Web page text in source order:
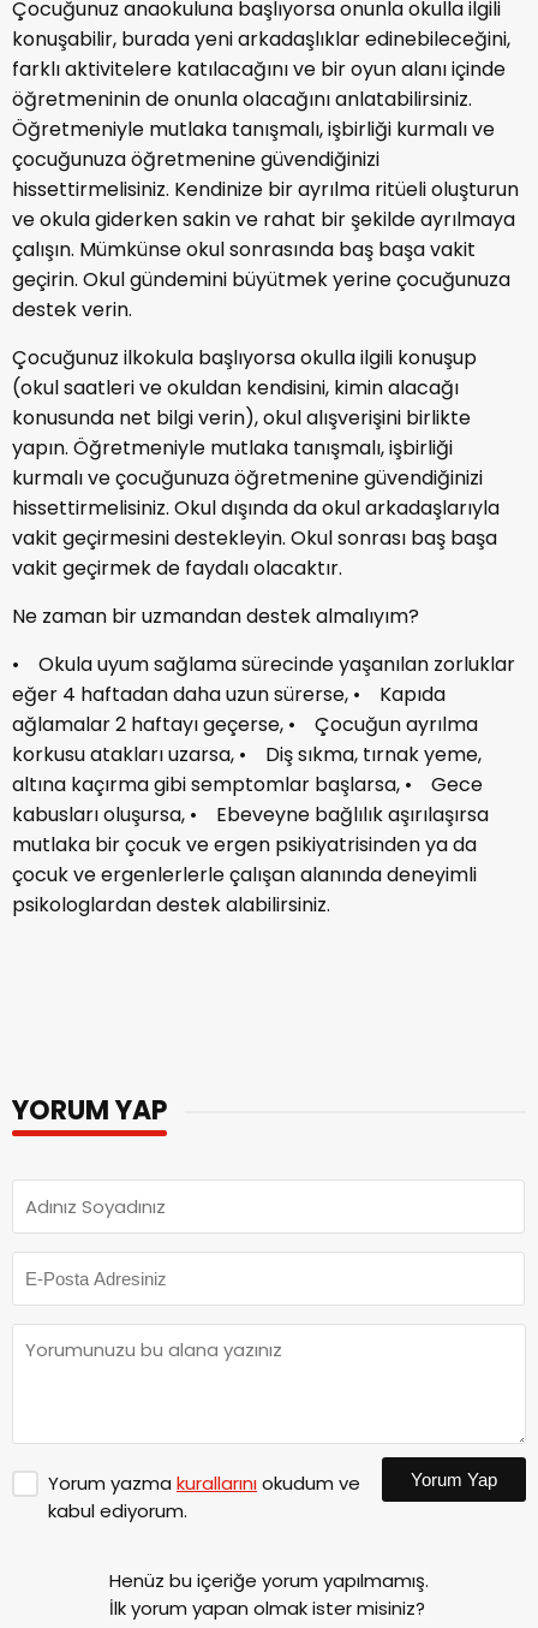
Çocuğunuz anaokuluna başlıyorsa onunla okulla ilgili
konuşabilir, burada yeni arkadaşlıklar edinebileceğini,
farklı aktivitelere katılacağını ve bir oyun alanı içinde
öğretmeninin de onunla olacağını anlatabilirsiniz.
Öğretmeniyle mutlaka tanışmalı, işbirliği kurmalı ve
çocuğunuza öğretmenine güvendiğinizi
hissettirmelisiniz. Kendinize bir ayrılma ritüeli oluşturun
ve okula giderken sakin ve rahat bir şekilde ayrılmaya
çalışın. Mümkünse okul sonrasında baş başa vakit
geçirin. Okul gündemini büyütmek yerine çocuğunuza
destek verin.
Çocuğunuz ilkokula başlıyorsa okulla ilgili konuşup
(okul saatleri ve okuldan kendisini, kimin alacağı
konusunda net bilgi verin), okul alışverişini birlikte
yapın. Öğretmeniyle mutlaka tanışmalı, işbirliği
kurmalı ve çocuğunuza öğretmenine güvendiğinizi
hissettirmelisiniz. Okul dışında da okul arkadaşlarıyla
vakit geçirmesini destekleyin. Okul sonrası baş başa
vakit geçirmek de faydalı olacaktır.
Ne zaman bir uzmandan destek almalıyım?
• Okula uyum sağlama sürecinde yaşanılan zorluklar
eğer 4 haftadan daha uzun sürerse, • Kapıda
ağlamalar 2 haftayı geçerse, • Çocuğun ayrılma
korkusu atakları uzarsa, • Diş sıkma, tırnak yeme,
altına kaçırma gibi semptomlar başlarsa, • Gece
kabusları oluşursa, • Ebeveyne bağlılık aşırılaşırsa
mutlaka bir çocuk ve ergen psikiyatrisinden ya da
çocuk ve ergenlerlerle çalışan alanında deneyimli
psikologlardan destek alabilirsiniz.
YORUM YAP
Yorum yazma kurallarınıokudum ve
kabul ediyorum.
Yorum Yap
Henüz bu içeriğe yorum yapılmamış.
İlk yorum yapan olmak ister misiniz?